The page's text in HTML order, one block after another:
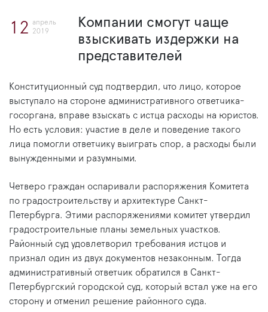
12
апрель
2019
Компании смогут чаще
взыскивать издержки на
представителей
Конституционный суд подтвердил, что лицо, которое
выступало на стороне административного ответчика-
госоргана, вправе взыскать с истца расходы на юристов.
Но есть условия: участие в деле и поведение такого
лица помогли ответчику выиграть спор, а расходы были
вынужденными и разумными.
Четверо граждан оспаривали распоряжения Комитета
по градостроительству и архитектуре Санкт-
Петербурга. Этими распоряжениями комитет утвердил
градостроительные планы земельных участков.
Районный суд удовлетворил требования истцов и
признал один из двух документов незаконным. Тогда
административный ответчик обратился в Санкт-
Петербургский городской суд, который встал уже на его
сторону и отменил решение районного суда.